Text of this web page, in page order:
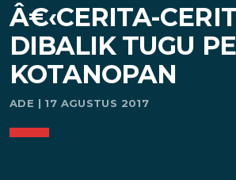
Â€‹CERITA-
DIBALIK TUGU
KOTANOPAN
ADE | 17 AGUSTUS 2017